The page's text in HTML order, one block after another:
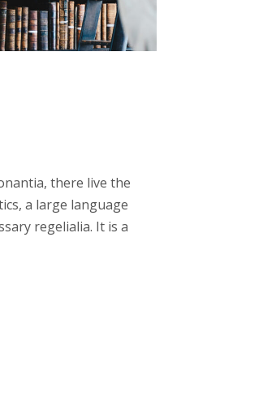
there live the
a large language
regelialia. It is a